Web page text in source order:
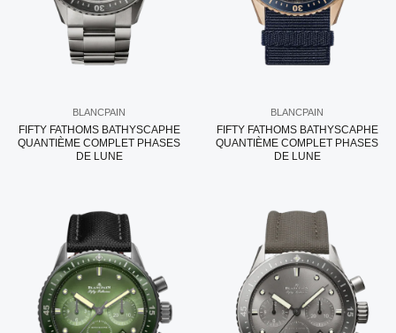
BLANCPAIN
FIFTY FATHOMS BATHYSCAPHE
QUANTIÈME COMPLET PHASES
DE LUNE
BLANCPAIN
FIFTY FATHOMS BATHYSCAPHE
QUANTIÈME COMPLET PHASES
DE LUNE